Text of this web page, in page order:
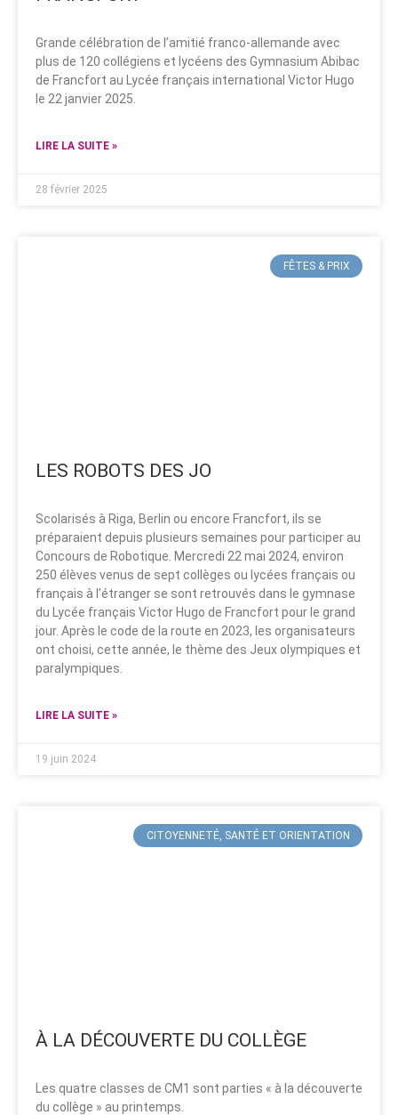
Grande célébration de l’amitié franco-allemande avec
plus de 120 collégiens et lycéens des Gymnasium Abibac
de Francfort au Lycée français international Victor Hugo
le 22 janvier 2025.
LIRE LA SUITE »
28 février 2025
FÊTES & PRIX
LES ROBOTS DES JO
Scolarisés à Riga, Berlin ou encore Francfort, ils se
préparaient depuis plusieurs semaines pour participer au
Concours de Robotique. Mercredi 22 mai 2024, environ
250 élèves venus de sept collèges ou lycées français ou
français à l’étranger se sont retrouvés dans le gymnase
du Lycée français Victor Hugo de Francfort pour le grand
jour. Après le code de la route en 2023, les organisateurs
ont choisi, cette année, le thème des Jeux olympiques et
paralympiques.
LIRE LA SUITE »
19 juin 2024
CITOYENNETÉ, SANTÉ ET ORIENTATION
À LA DÉCOUVERTE DU COLLÈGE
Les quatre classes de CM1 sont parties « à la découverte
du collège » au printemps.